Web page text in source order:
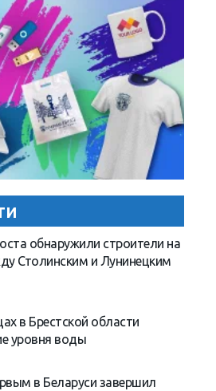
обнаружили строители на
Столинским и Лунинецким
в Брестской области
уровня воды
в Беларуси завершил